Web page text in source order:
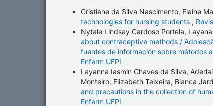
Cristiane da Silva Nascimento, Elaine
technologies for nursing students ,
Nytale Lindsay Cardoso Portela,
about contraceptive methods /
fuentes de información sobre métodos
Enferm UFPI
Layanna Iasmin Chaves da Silva,
Monteiro, Elizabeth Teixeira, Bianca
and precautions in the collection of
Enferm UFPI